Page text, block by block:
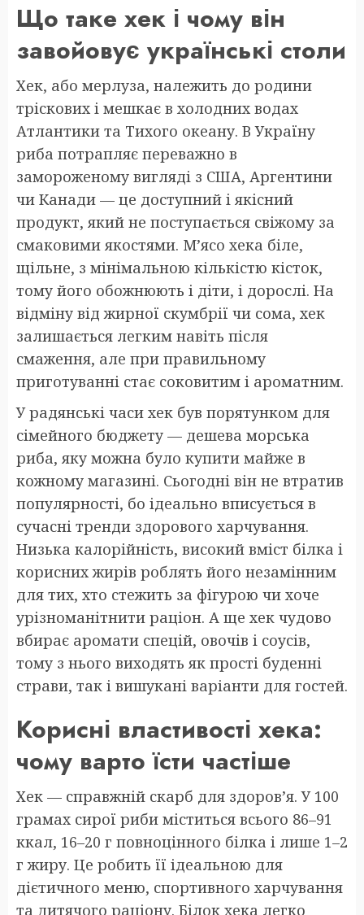
Що таке хек і чому він
завойовує українські столи
Хек, або мерлуза, належить до родини
тріскових і мешкає в холодних водах
Атлантики та Тихого океану. В Україну
риба потрапляє переважно в
замороженому вигляді з США, Аргентини
чи Канади — це доступний і якісний
продукт, який не поступається свіжому за
смаковими якостями. М’ясо хека біле,
щільне, з мінімальною кількістю кісток,
тому його обожнюють і діти, і дорослі. На
відміну від жирної скумбрії чи сома, хек
залишається легким навіть після
смаження, але при правильному
приготуванні стає соковитим і ароматним.
У радянські часи хек був порятунком для
сімейного бюджету — дешева морська
риба, яку можна було купити майже в
кожному магазині. Сьогодні він не втратив
популярності, бо ідеально вписується в
сучасні тренди здорового харчування.
Низька калорійність, високий вміст білка і
корисних жирів роблять його незамінним
для тих, хто стежить за фігурою чи хоче
урізноманітнити раціон. А ще хек чудово
вбирає аромати спецій, овочів і соусів,
тому з нього виходять як прості буденні
страви, так і вишукані варіанти для гостей.
Корисні властивості хека:
чому варто їсти частіше
Хек — справжній скарб для здоров’я. У 100
грамах сирої риби міститься всього 86–91
ккал, 16–20 г повноцінного білка і лише 1–2
г жиру. Це робить її ідеальною для
дієтичного меню, спортивного харчування
та дитячого раціону. Білок хека легко